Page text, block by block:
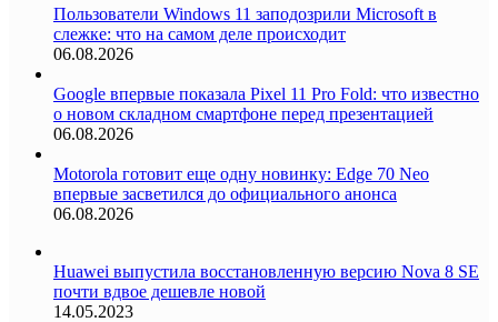
Пользователи Windows 11 заподозрили Microsoft в
слежке: что на самом деле происходит
06.08.2026
Google впервые показала Pixel 11 Pro Fold: что известно
о новом складном смартфоне перед презентацией
06.08.2026
Motorola готовит еще одну новинку: Edge 70 Neo
впервые засветился до официального анонса
06.08.2026
Huawei выпустила восстановленную версию Nova 8 SE
почти вдвое дешевле новой
14.05.2023